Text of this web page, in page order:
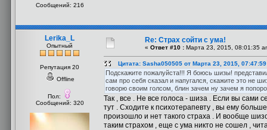
Сообщений: 216
Lerika_L
Опытный
Репутация 20
Offline
Пол:
Сообщений: 320
Re: Страх сойти с ума!
« Ответ #10 : Марта 23, 2015, 08:01:35
Цитата: Sasha050505 от Марта 23, 2015,
Подскажите пожалуйста!!! Я боюсь шизы!
сам про себя сказал и напугался, скажите это не
говорю своим голсом, блин зачем ну зачем я
Так , все . Не все голоса - шиза . Если вы сами
тут . Сходите к психотерапевту , вы ему
произошло и нет такого страха . И вообще
таким страхом , еще с ума никто не сошел ,